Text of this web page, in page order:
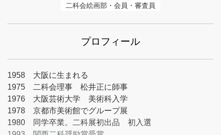
二科会絵画部・会員・審査員
プロフィール
1958 大阪に生まれる
1975 二科会理事 松井正に師事
1976 大阪芸術大学 美術科入学
1978 京都市美術館でグループ展
1980 同学卒業。二科展初出品 初入選